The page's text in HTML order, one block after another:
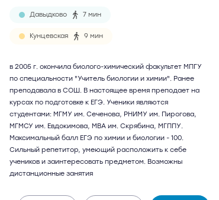
Давыдково 7 мин
Кунцевская 9 мин
в 2005 г. окончила биолого-химический факультет МПГУ
по специальности "Учитель биологии и химии". Ранее
преподавала в СОШ. В настоящее время преподает на
курсах по подготовке к ЕГЭ. Ученики являются
студентами: МГМУ им. Сеченова, РНИМУ им. Пирогова,
МГМСУ им. Евдокимова, МВА им. Скрябина, МГППУ.
Максимальный балл ЕГЭ по химии и биологии - 100.
Сильный репетитор, умеющий расположить к себе
учеников и заинтересовать предметом. Возможны
дистанционные занятия